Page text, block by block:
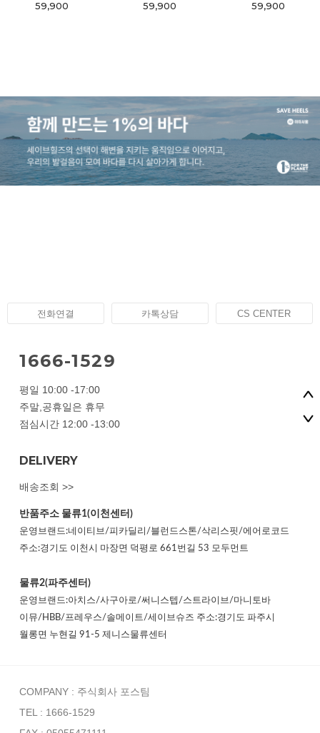
59,900 59,900 59,900
전화연결 카톡상담 CS CENTER
1666-1529
평일 10:00 -17:00
주말,공휴일은 휴무
점심시간 12:00 -13:00
DELIVERY
배송조회 >>
반품주소 물류1(이천센터)
운영브랜드:네이티브/피카딜리/블런드스톤/삭리스핏/에어로코드
주소:경기도 이천시 마장면 덕평로 661번길 53 모두먼트
물류2(파주센터)
운영브랜드:아치스/사구아로/써니스텝/스트라이브/마니토바
이뮤/HBB/프레우스/솔메이트/세이브슈즈 주소:경기도 파주시
월롱면 누현길 91-5 제니스물류센터
COMPANY : 주식회사 포스팀
TEL : 1666-1529